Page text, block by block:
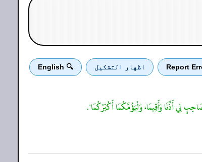
Report اظهار التشكيل 🔍 English
لِي أَذِّنَا وَأَقِيمَا، وَلْيَؤُمَّكُمَا أَكْبَرُكُمَا".